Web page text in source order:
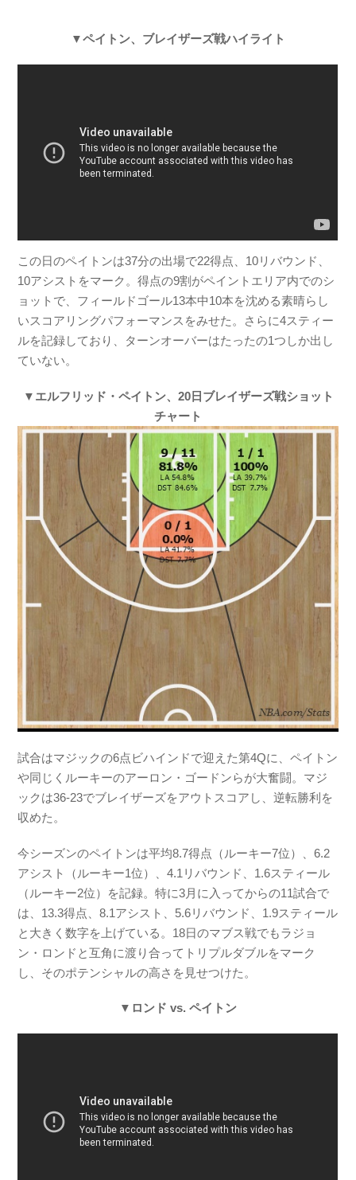
▼ペイトン、ブレイザーズ戦ハイライト
この日のペイトンは37分の出場で22得点、10リバウンド、
10アシストをマーク。得点の9割がペイントエリア内でのシ
ョットで、フィールドゴール13本中10本を沈める素晴らし
いスコアリングパフォーマンスをみせた。さらに4スティー
ルを記録しており、ターンオーバーはたったの1つしか出し
ていない。
▼エルフリッド・ペイトン、20日ブレイザーズ戦ショット
チャート
試合はマジックの6点ビハインドで迎えた第4Qに、ペイトン
や同じくルーキーのアーロン・ゴードンらが大奮闘。マジ
ックは36-23でブレイザーズをアウトスコアし、逆転勝利を
収めた。
今シーズンのペイトンは平均8.7得点（ルーキー7位）、6.2
アシスト（ルーキー1位）、4.1リバウンド、1.6スティール
（ルーキー2位）を記録。特に3月に入ってからの11試合で
は、13.3得点、8.1アシスト、5.6リバウンド、1.9スティール
と大きく数字を上げている。18日のマブス戦でもラジョ
ン・ロンドと互角に渡り合ってトリプルダブルをマーク
し、そのポテンシャルの高さを見せつけた。
▼ロンド vs. ペイトン